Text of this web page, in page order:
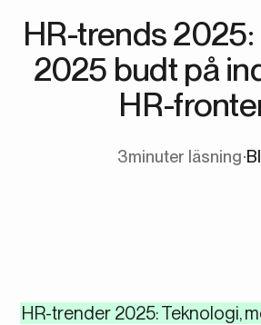
HR-trends
2025 budt på
HR-
3minuter läsning∙
HR-trender 2025: Teknologi,